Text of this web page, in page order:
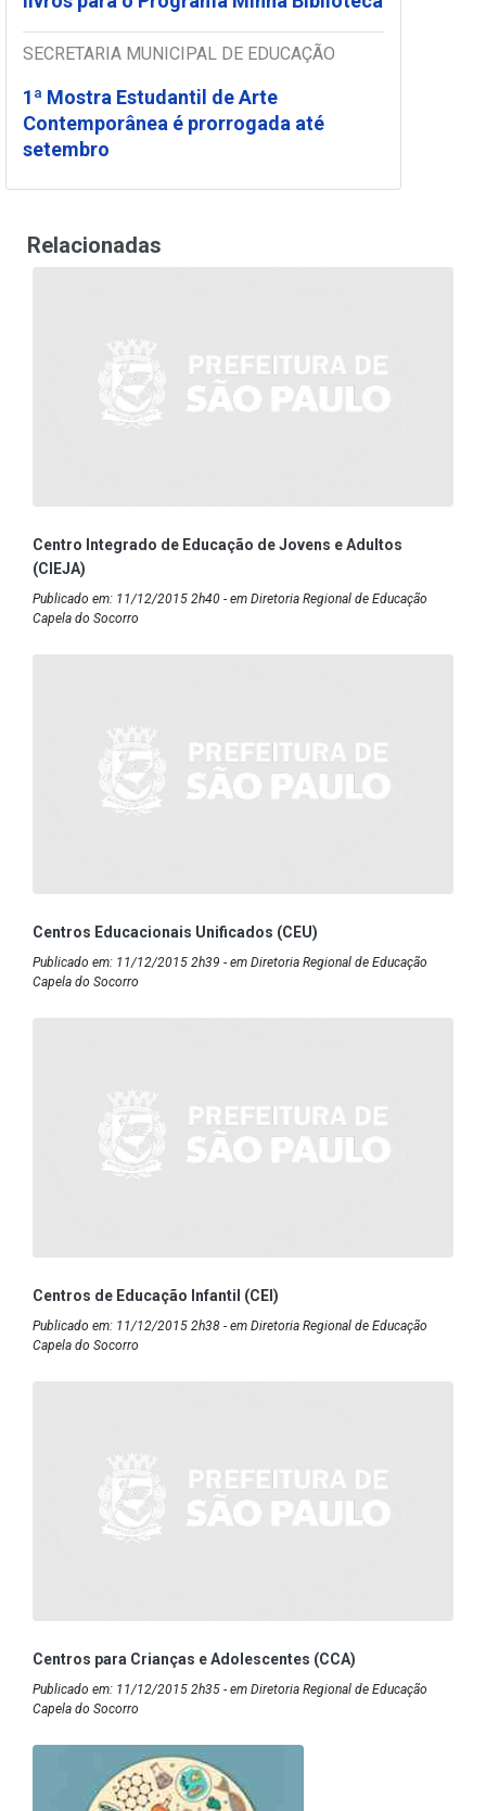
SECRETARIA MUNICIPAL DE EDUCAÇÃO
1ª Mostra Estudantil de Arte
Contemporânea é prorrogada até
setembro
Relacionadas
Centro Integrado de Educação de Jovens e Adultos
(CIEJA)
Publicado em: 11/12/2015 2h40 - em Diretoria Regional de Educação
Capela do Socorro
Centros Educacionais Unificados (CEU)
Publicado em: 11/12/2015 2h39 - em Diretoria Regional de Educação
Capela do Socorro
Centros de Educação Infantil (CEI)
Publicado em: 11/12/2015 2h38 - em Diretoria Regional de Educação
Capela do Socorro
Centros para Crianças e Adolescentes (CCA)
Publicado em: 11/12/2015 2h35 - em Diretoria Regional de Educação
Capela do Socorro